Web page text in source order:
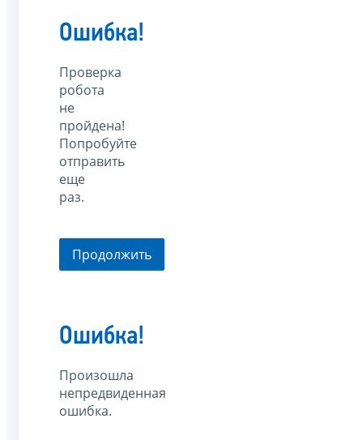
Ошибка!
Проверка
робота
не
пройдена!
Попробуйте
отправить
еще
раз.
Продолжить
Ошибка!
Произошла
непредвиденная
ошибка.